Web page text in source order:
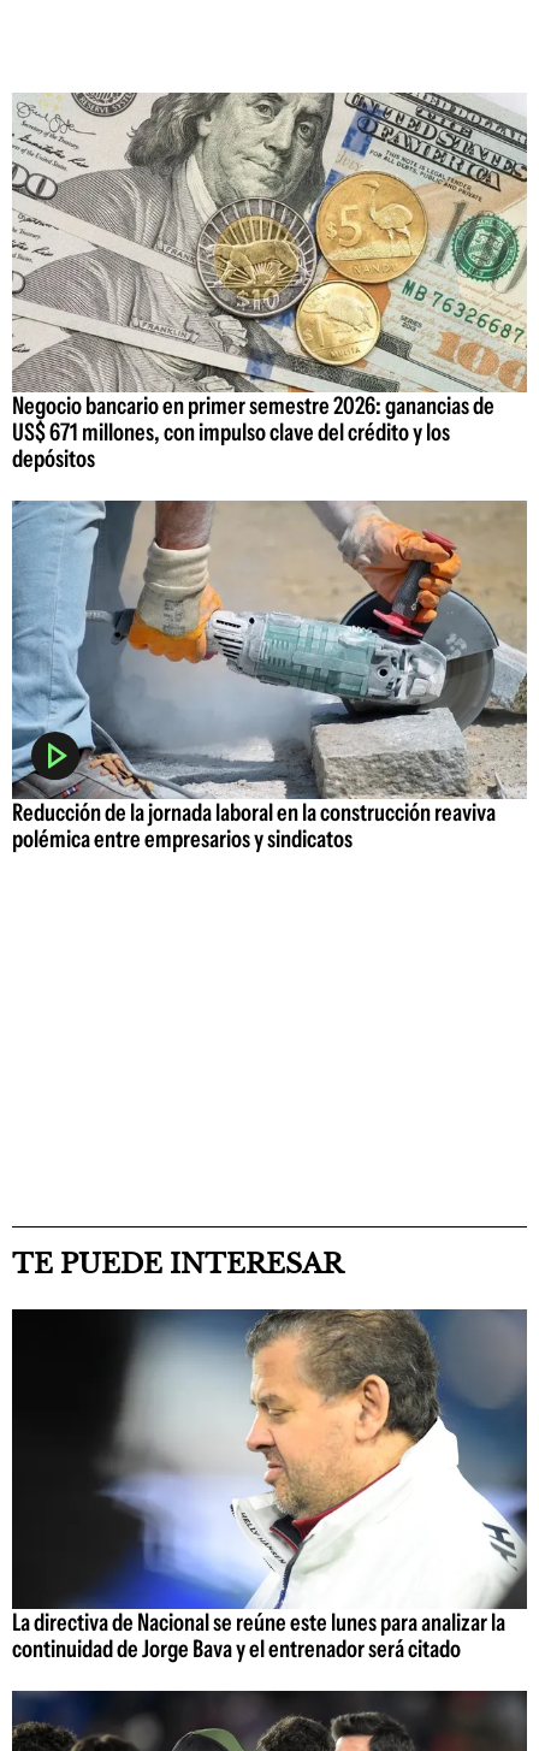
Negocio bancario en primer semestre 2026: ganancias de
US$ 671 millones, con impulso clave del crédito y los
depósitos
Reducción de la jornada laboral en la construcción reaviva
polémica entre empresarios y sindicatos
TE PUEDE INTERESAR
La directiva de Nacional se reúne este lunes para analizar la
continuidad de Jorge Bava y el entrenador será citado